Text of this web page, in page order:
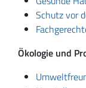
Schutz vor
Ökologie und